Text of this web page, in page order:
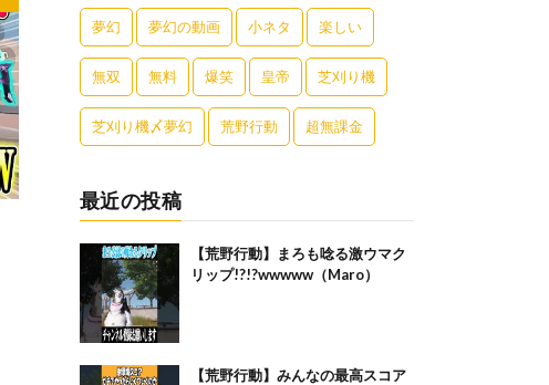
夢幻 夢幻の動画 小ネタ 楽しい
無双 無料 爆笑 皇帝 芝刈り機
芝刈り機〆夢幻 荒野行動 超無課金
最近の投稿
【荒野行動】まろも唸る激ウマク
リップ!?!?wwwww（Maro）
【荒野行動】みんなの最高スコア